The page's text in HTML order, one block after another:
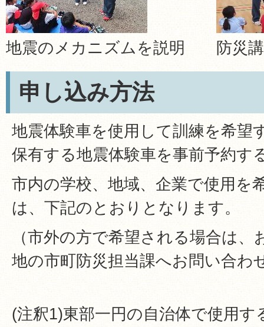
地震のメカニズムを説明 防災
申し込み方法
地震体験車を使用して訓練を希望
保有する地震体験車を事前予約す
市内の学校、地域、企業で使用を
は、下記のとおりとなります。
（市外の方で希望される場合は
地の市町防災担当課へお問い合わ
(注釈1)東部一円の自治体で使用す